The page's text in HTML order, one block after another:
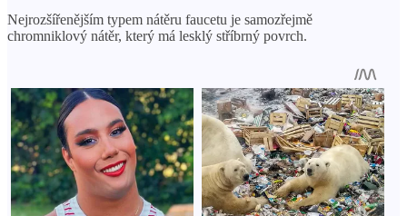
Nejrozšířenějším typem nátěru faucetu je samozřejmě
chromniklový nátěr, který má lesklý stříbrný povrch.